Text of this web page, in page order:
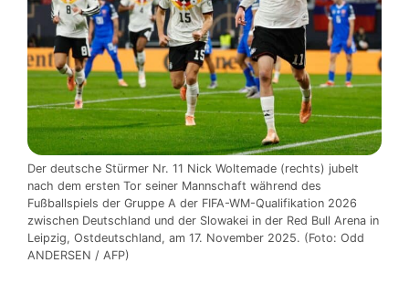
Der deutsche Stürmer Nr. 11 Nick Woltemade (rechts) jubelt
nach dem ersten Tor seiner Mannschaft während des
Fußballspiels der Gruppe A der FIFA-WM-Qualifikation 2026
zwischen Deutschland und der Slowakei in der Red Bull Arena in
Leipzig, Ostdeutschland, am 17. November 2025. (Foto: Odd
ANDERSEN / AFP)